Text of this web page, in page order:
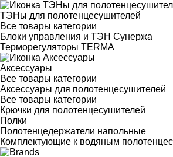
ТЭНы для полотенцесушителей
Все товары категории
Блоки управления и ТЭН Сунержа
Терморегуляторы TERMA
Аксессуары
Все товары категории
Аксессуары для полотенцесушителей
Все товары категории
Крючки для полотенцесушителей
Полки
Полотенцедержатели напольные
Комплектующие к водяным